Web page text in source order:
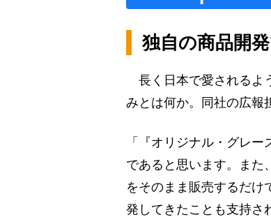
独自の商品開
長く日本で愛されるよ
みとは何か。同社の広報
「『オリジナル・グレ
であると思います。また
をそのまま販売するだけ
発してきたことも支持さ